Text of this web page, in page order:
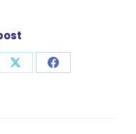
UdostępnijUdostępnij